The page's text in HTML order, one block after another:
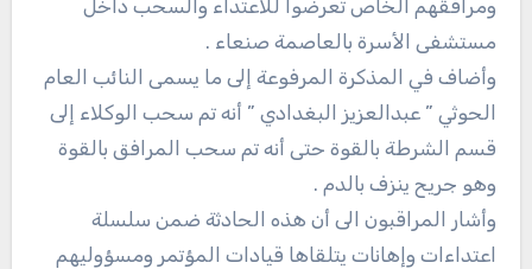
ومرافقهم الخاص تعرضوا للاعتداء والسحب داخل
مستشفى الأسرة بالعاصمة صنعاء .
وأضاف في المذكرة المرفوعة إلى ما يسمى النائب العام
الحوثي ” عبدالعزيز البغدادي ” أنه تم سحب الوكلاء إلى
قسم الشرطة بالقوة حتى أنه تم سحب المرافق بالقوة
وهو جريح ينزف بالدم .
وأشار المراقبون الى أن هذه الحادثة ضمن سلسلة
اعتداءات وإهانات يتلقاها قيادات المؤتمر ومسؤوليهم